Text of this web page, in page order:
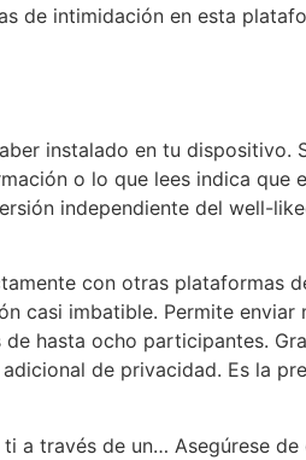
de intimidación en esta
instalado en tu dispositivo.
o lo que lees indica que
independiente del well-
con otras plataformas
casi imbatible. Permite
hasta ocho participantes.
de privacidad. Es la
a través de un… Asegúrese